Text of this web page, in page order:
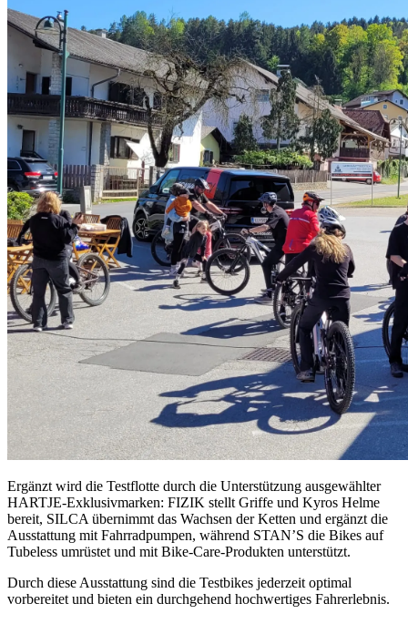
Ergänzt wird die Testflotte durch die Unterstützung ausgewählter
HARTJE-Exklusivmarken: FIZIK stellt Griffe und Kyros Helme
bereit, SILCA übernimmt das Wachsen der Ketten und ergänzt die
Ausstattung mit Fahrradpumpen, während STAN’S die Bikes auf
Tubeless umrüstet und mit Bike-Care-Produkten unterstützt.
Durch diese Ausstattung sind die Testbikes jederzeit optimal
vorbereitet und bieten ein durchgehend hochwertiges Fahrerlebnis.